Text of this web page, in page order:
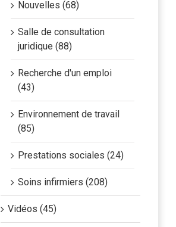
Nouvelles (68)
Salle de consultation
juridique (88)
Recherche d'un emploi
(43)
Environnement de travail
(85)
Prestations sociales (24)
Soins infirmiers (208)
Vidéos (45)